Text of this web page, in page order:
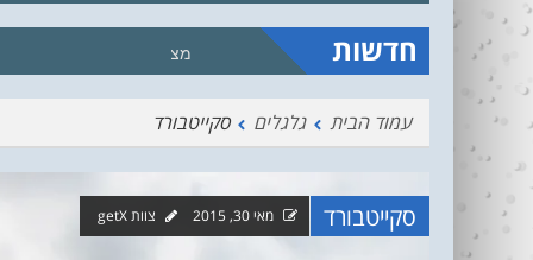
חדשות מצב הים והרוח – תחזית גלים
עמוד הבית גלגלים סקייטבורד
סקייטבורד מאי 30, 2015 צוות getX